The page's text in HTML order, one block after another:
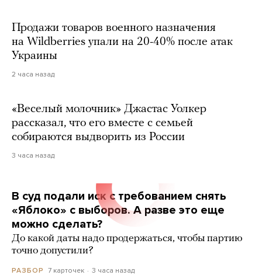
Продажи товаров военного назначения
на Wildberries упали на 20-40% после атак
Украины
2 часа назад
«Веселый молочник» Джастас Уолкер
рассказал, что его вместе с семьей
собираются выдворить из России
3 часа назад
В суд подали иск с требованием снять
«Яблоко» с выборов. А разве это еще
можно сделать?
До какой даты надо продержаться, чтобы партию
точно допустили?
РАЗБОР 7 карточек 3 часа назад